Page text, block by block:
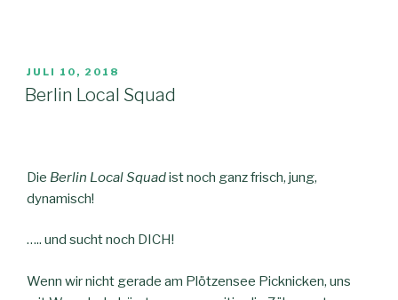
JULI 10, 2018
Berlin Local Squad
Die Berlin Local Squadist noch ganz frisch, jung,
dynamisch!
….. und sucht noch DICH!
Wenn wir nicht gerade am Plötzensee Picknicken, uns